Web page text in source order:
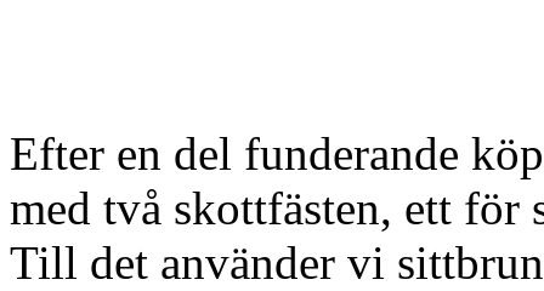
Efter en del funderande
med två skottfästen, ett för
Till det använder vi